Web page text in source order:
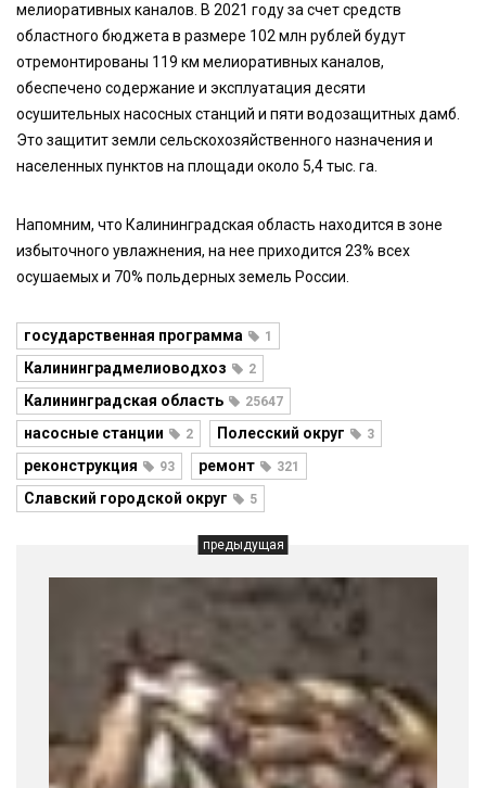
мелиоративных каналов. В 2021 году за счет средств
областного бюджета в размере 102 млн рублей будут
отремонтированы 119 км мелиоративных каналов,
обеспечено содержание и эксплуатация десяти
осушительных насосных станций и пяти водозащитных дамб.
Это защитит земли сельскохозяйственного назначения и
населенных пунктов на площади около 5,4 тыс. га.
Напомним, что Калининградская область находится в зоне
избыточного увлажнения, на нее приходится 23% всех
осушаемых и 70% польдерных земель России.
государственная программа 1
Калининградмелиоводхоз 2
Калининградская область 25647
насосные станции 2 Полесский округ 3
реконструкция 93 ремонт 321
Славский городской округ 5
предыдущая